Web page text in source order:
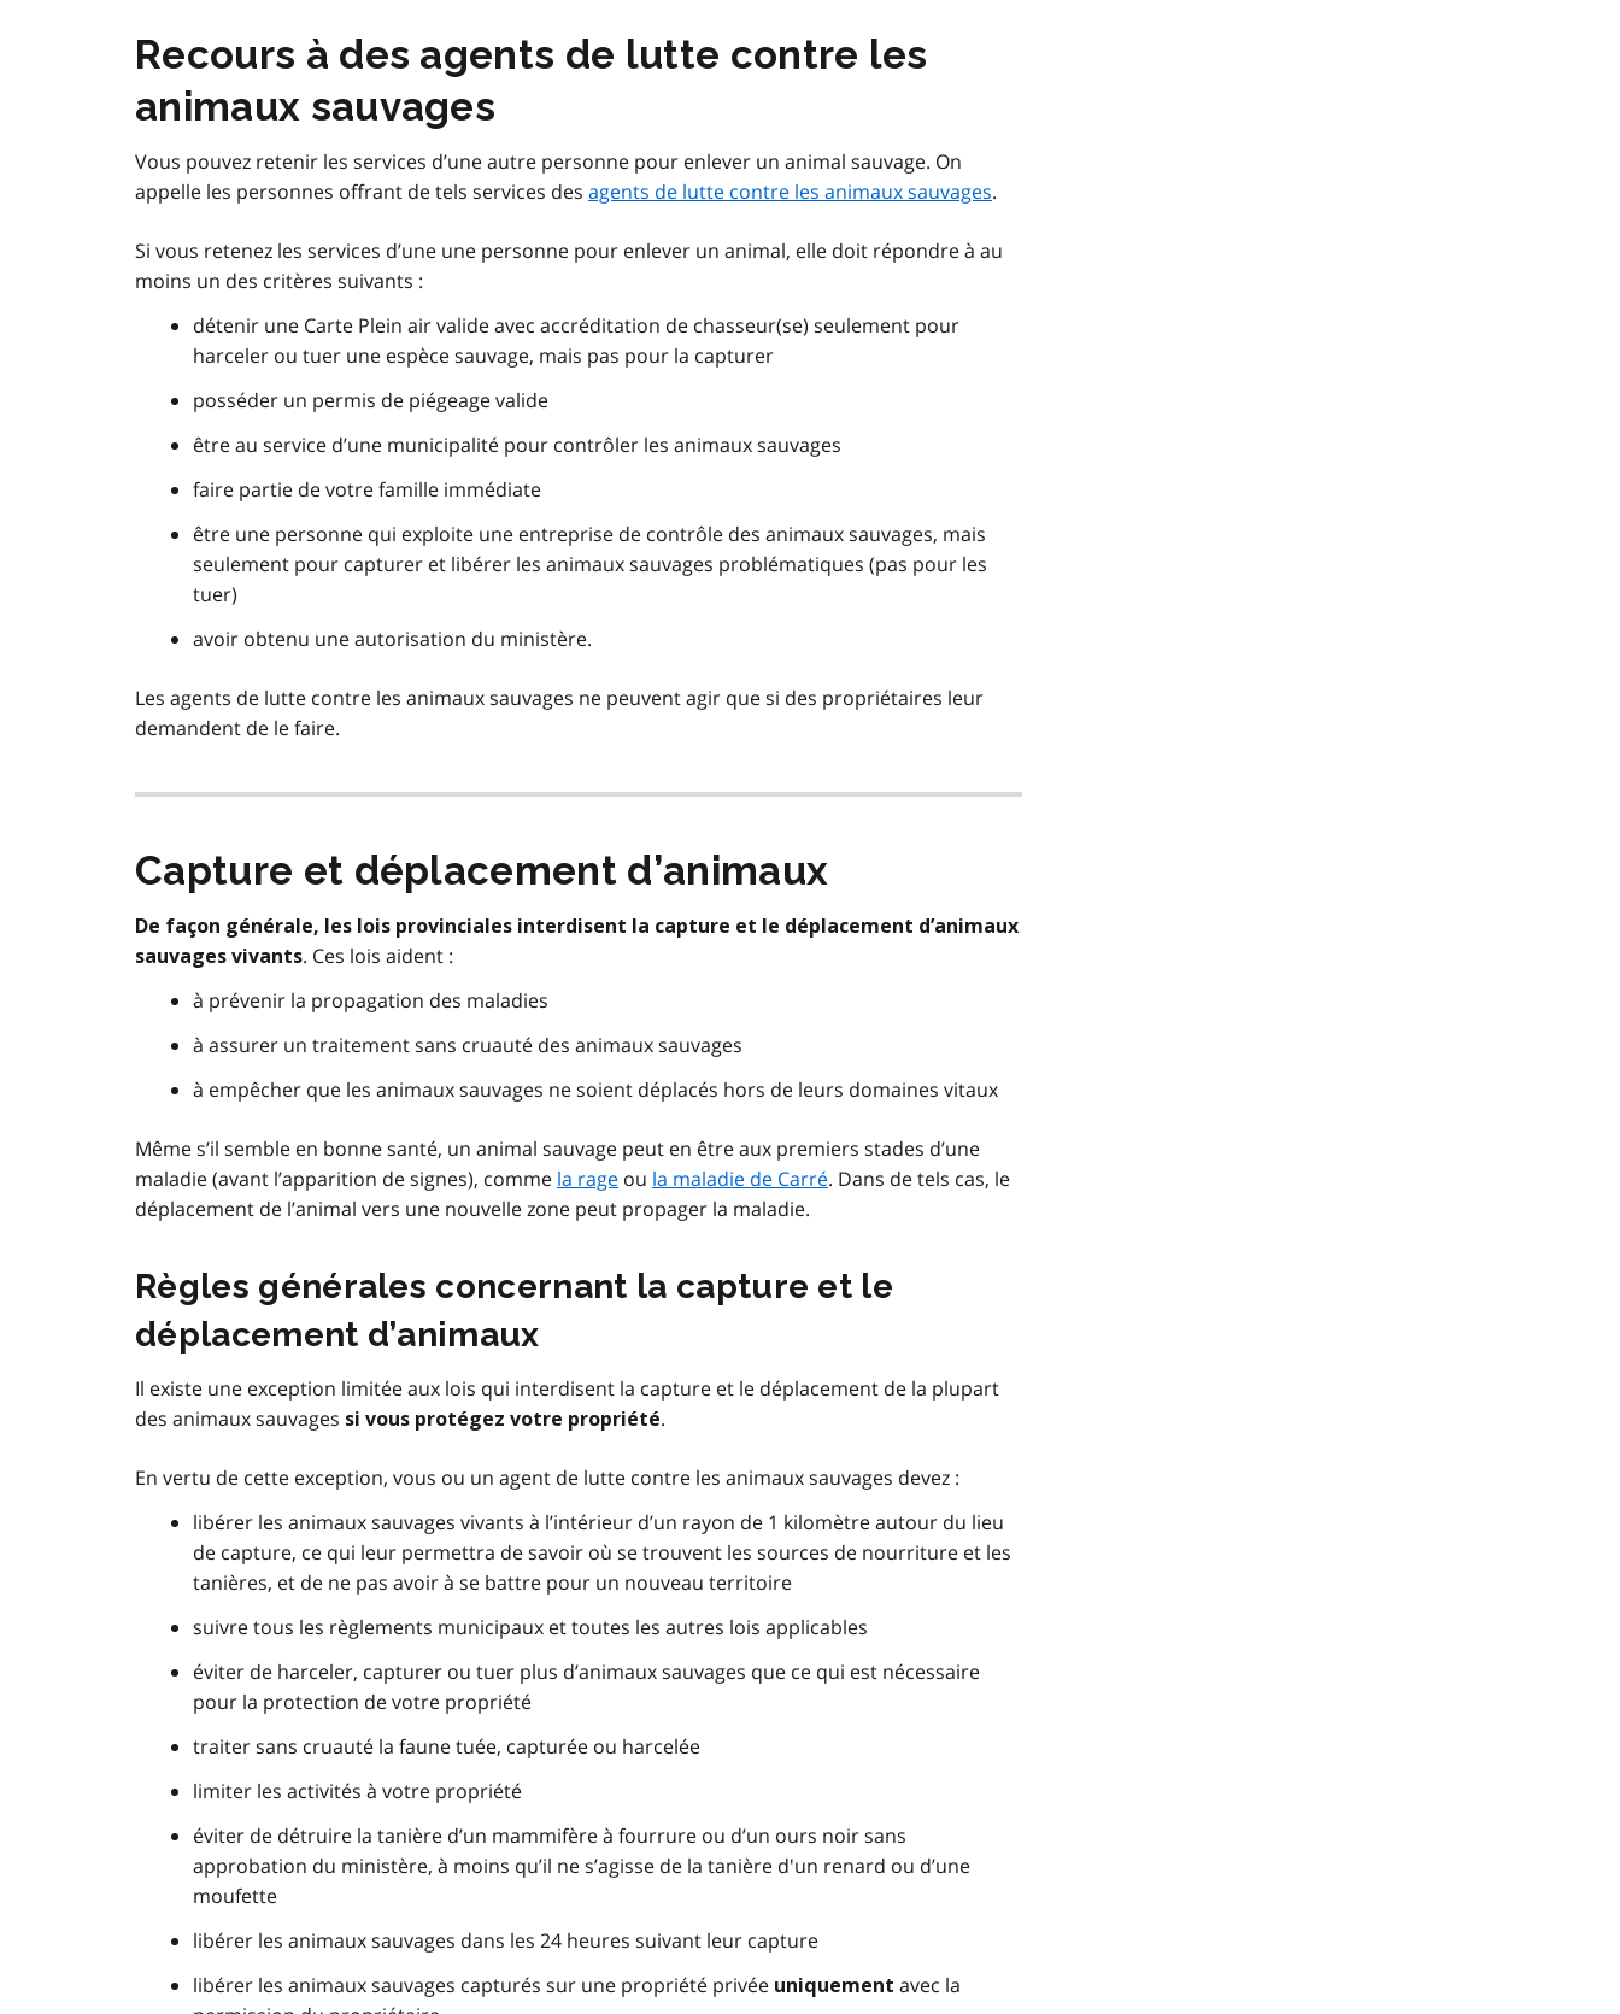
Recours à des agents de lutte contre les
animaux sauvages
Vous pouvez retenir les services d’une autre personne pour enlever un animal sauvage. On
appelle les personnes offrant de tels services des agents de lutte contre les animaux sauvages.
Si vous retenez les services d’une une personne pour enlever un animal, elle doit répondre à au
moins un des critères suivants :
détenir une Carte Plein air valide avec accréditation de chasseur(se) seulement pour
harceler ou tuer une espèce sauvage, mais pas pour la capturer
posséder un permis de piégeage valide
être au service d’une municipalité pour contrôler les animaux sauvages
faire partie de votre famille immédiate
être une personne qui exploite une entreprise de contrôle des animaux sauvages, mais
seulement pour capturer et libérer les animaux sauvages problématiques (pas pour les
tuer)
avoir obtenu une autorisation du ministère.
Les agents de lutte contre les animaux sauvages ne peuvent agir que si des propriétaires leur
demandent de le faire.
Capture et déplacement d’animaux
De façon générale, les lois provinciales interdisent la capture et le déplacement d’animaux
sauvages vivants. Ces lois aident :
à prévenir la propagation des maladies
à assurer un traitement sans cruauté des animaux sauvages
à empêcher que les animaux sauvages ne soient déplacés hors de leurs domaines vitaux
Même s’il semble en bonne santé, un animal sauvage peut en être aux premiers stades d’une
maladie (avant l’apparition de signes), comme la rage ou la maladie de Carré. Dans de tels cas, le
déplacement de l’animal vers une nouvelle zone peut propager la maladie.
Règles générales concernant la capture et le
déplacement d’animaux
Il existe une exception limitée aux lois qui interdisent la capture et le déplacement de la plupart
des animaux sauvages si vous protégez votre propriété.
En vertu de cette exception, vous ou un agent de lutte contre les animaux sauvages devez :
libérer les animaux sauvages vivants à l’intérieur d’un rayon de 1 kilomètre autour du lieu
de capture, ce qui leur permettra de savoir où se trouvent les sources de nourriture et les
tanières, et de ne pas avoir à se battre pour un nouveau territoire
suivre tous les règlements municipaux et toutes les autres lois applicables
éviter de harceler, capturer ou tuer plus d’animaux sauvages que ce qui est nécessaire
pour la protection de votre propriété
traiter sans cruauté la faune tuée, capturée ou harcelée
limiter les activités à votre propriété
éviter de détruire la tanière d’un mammifère à fourrure ou d’un ours noir sans
approbation du ministère, à moins qu’il ne s’agisse de la tanière d'un renard ou d’une
moufette
libérer les animaux sauvages dans les 24 heures suivant leur capture
libérer les animaux sauvages capturés sur une propriété privée uniquement avec la